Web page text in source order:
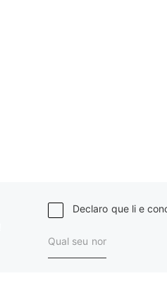
Declaro que li e